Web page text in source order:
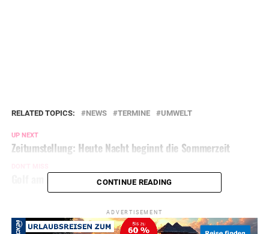
RELATED TOPICS: NEWS TERMINE UMWELT
UP NEXT
Zeitumstellung: Heute Nacht beginnt die Sommerzeit
Golf am Ahlenbergweg geklaut
CONTINUE READING
ADVERTISEMENT